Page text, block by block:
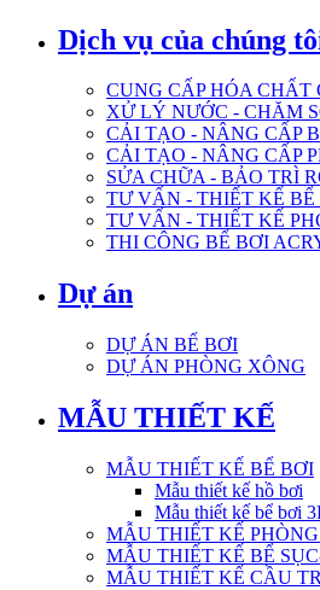
Dịch vụ của chúng
CUNG CẤP HÓA CHẤT
XỬ LÝ NƯỚC - CHĂM
CẢI TẠO - NÂNG CẤP
CẢI TẠO - NÂNG CẤP
SỬA CHỮA - BẢO TRÌ
TƯ VẤN - THIẾT KẾ
TƯ VẤN - THIẾT KẾ
THI CÔNG BỂ BƠI
Dự án
DỰ ÁN BỂ BƠI
DỰ ÁN PHÒNG XÔNG
MẪU THIẾT KẾ
MẪU THIẾT KẾ BỂ BƠI
Mẫu thiết kế hồ bơi
Mẫu thiết kế bể bơi
MẪU THIẾT KẾ
MẪU THIẾT KẾ BỂ
MẪU THIẾT KẾ CẦU